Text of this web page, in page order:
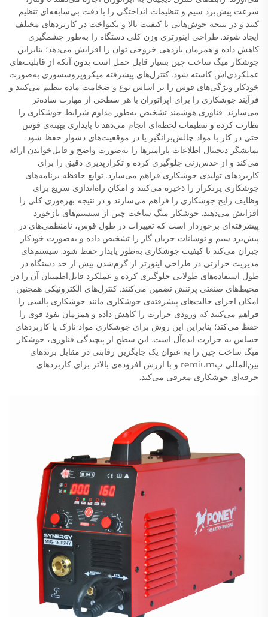
سرعت پیش‌برد سیم و تنظیمات انداختگی را با دقت بی‌سابقه‌ای تنظیم
کنند و در نتیجه جوش‌هایی با کیفیت بالا و یکنواخت در کاربردهای مختلف
ایجاد شوند. طراحی اینورتری وزن کلی دستگاه را به‌طور چشمگیری
کاهش داده و همزمان بازدهی خروجی توان را افزایش می‌دهد؛ بنابراین
جوشکار میگ ساخت چین بسیار قابل حمل است بدون آنکه از قابلیت‌های
عملکردی‌اش کاسته شود. کنترل‌های پیشرفته میکروپروسسوری به‌صورت
خودکار ویژگی‌های قوس را بر اساس نوع و ضخامت ماده تنظیم می‌کنند و
فرآیند جوشکاری را برای اپراتوران با هر سطحی از مهارت ساده‌تر
می‌سازند. فناوری هوشمند تشخیص به‌طور مداوم شرایط جوشکاری را
نظارت کرده و تنظیمات لحظه‌ای انجام می‌دهد تا پایداری بهینه‌ی قوس
حتی در کار با مواد چالش‌برانگیز یا در موقعیت‌های دشوار حفظ شود.
نمایشگر دیجیتال اطلاعات پارامترها را به‌صورت واضح و قابل‌خواندن ارائه
می‌کند و از حدس‌زنی جلوگیری کرده و تکرارپذیری دقیق را برای
کاربردهای تولیدی جوشکاری فراهم می‌سازد. توابع حافظه برنامه‌های
جوشکاری پرتکرار را ذخیره می‌کنند و امکان راه‌اندازی سریع برای
وظایف رایج جوشکاری را فراهم می‌سازند و در نتیجه بهره‌وری کلی را
افزایش می‌دهند. جوشکار میگ ساخت چین از سیستم‌های بازخورد
پیشرفته‌ای برخوردار است که تغییرات در طول قوس، نامنظمی‌های در
پیش‌برد سیم و نوسانات جریان گاز را تشخیص داده و به‌صورت خودکار
جبران می‌کند تا کیفیت جوشکاری به‌طور پایدار حفظ شود. سیستم‌های
مدیریت حرارتی در طراحی اینورتر از گرم‌شدن بیش از حد دستگاه در
طول استفاده‌های طولانی جلوگیری کرده و عملکرد قابل‌اطمینان آن را در
محیط‌های صنعتی پرتنش تضمین می‌کنند. کنترل‌های الکترونیکی همچنین
امکان اجرای حالت‌های پیشرفته‌ی جوشکاری مانند جوشکاری پالسی را
فراهم می‌کنند که ورودی حرارت را کاهش داده و همزمان نفوذ قوی را
حفظ می‌کند؛ بنابراین این روش برای جوشکاری مواد نازک یا کاربردهای
حساس به حرارت ایده‌آل است. این سطح از پیچیدگی فناوری، جوشکار
میگ ساخت چین را به عنوان یک جایگزین رقابتی در مقابل برندهای
بین‌المللی پremium و با ارزش افزوده‌ی بالاتر برای کاربردهای
حرفه‌ای جوشکاری معرفی می‌کند.